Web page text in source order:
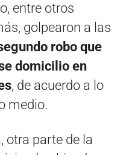
entre otros
golpearon a las
robo que
domicilio en
, de acuerdo a lo
medio.
otra parte de la